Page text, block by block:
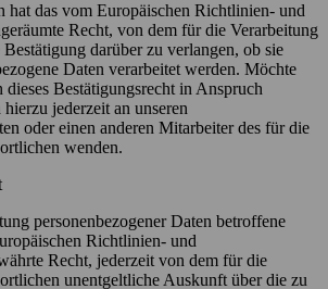
hat das vom Europäischen Richtlinien- und
Recht, von dem für die Verarbeitung
darüber zu verlangen, ob sie
Daten verarbeitet werden. Möchte
dieses Bestätigungsrecht in Anspruch
jederzeit an unseren
oder einen anderen Mitarbeiter des für die
wenden.
personenbezogener Daten betroffene
Richtlinien- und
Recht, jederzeit von dem für die
unentgeltliche Auskunft über die zu